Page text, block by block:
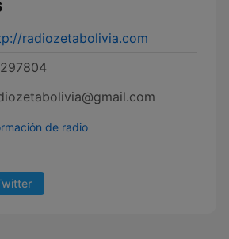
radiozetabolivia.com
de radio